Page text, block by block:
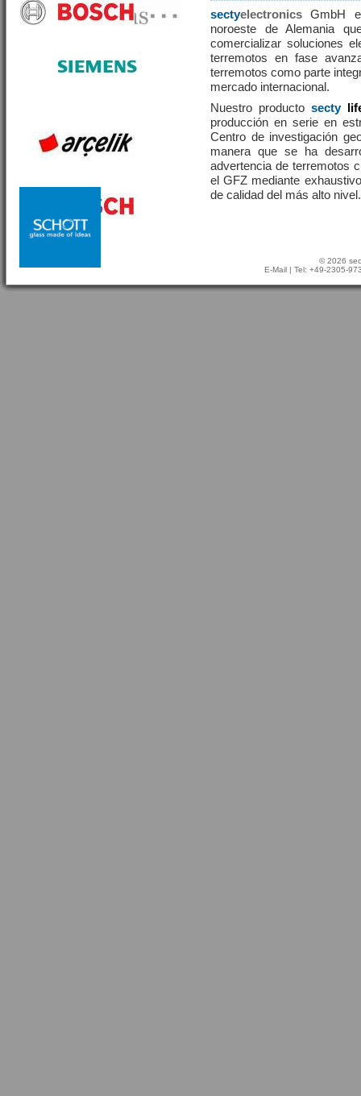
sectyelectronics GmbH
noroeste de Alemania
comercializar soluciones
terremotos en fase
terremotos como parte
mercado internacional.
Nuestro productosecty
producción en serie en
Centro de investigación
manera que se ha
advertencia de terremotos
el GFZ mediante
de calidad del más alto nivel.
© 2026
E-Mail | Tel: +49-2305-